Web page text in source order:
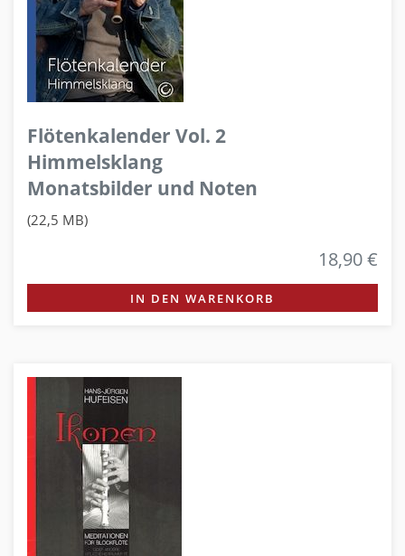
Flötenkalender Vol. 2
Himmelsklang
Monatsbilder und Noten
(22,5 MB)
18,90 €
IN DEN WARENKORB